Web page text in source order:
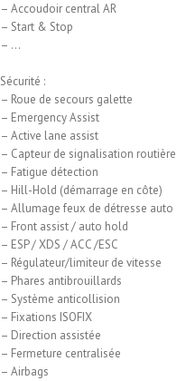
– Accoudoir central AR
– Start & Stop
– …
Sécurité :
– Roue de secours galette
– Emergency Assist
– Active lane assist
– Capteur de signalisation routière
– Fatigue détection
– Hill-Hold (démarrage en côte)
– Allumage feux de détresse auto
– Front assist / auto hold
– ESP / XDS / ACC /ESC
– Régulateur/limiteur de vitesse
– Phares antibrouillards
– Système anticollision
– Fixations ISOFIX
– Direction assistée
– Fermeture centralisée
– Airbags